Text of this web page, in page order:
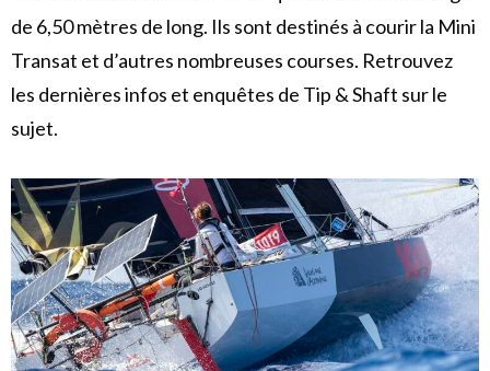
de 6,50 mètres de long. Ils sont destinés à courir la Mini
Transat et d’autres nombreuses courses. Retrouvez
les dernières infos et enquêtes de Tip & Shaft sur le
sujet.